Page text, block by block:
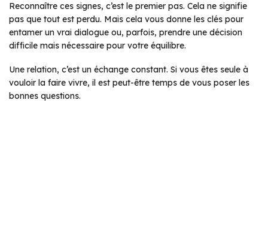
Reconnaître ces signes, c’est le premier pas. Cela ne signifie
pas que tout est perdu. Mais cela vous donne les clés pour
entamer un vrai dialogue ou, parfois, prendre une décision
difficile mais nécessaire pour votre équilibre.
Une relation, c’est un échange constant. Si vous êtes seule à
vouloir la faire vivre, il est peut-être temps de vous poser les
bonnes questions.